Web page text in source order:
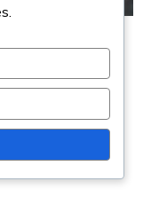
Evitarea
utilizatori